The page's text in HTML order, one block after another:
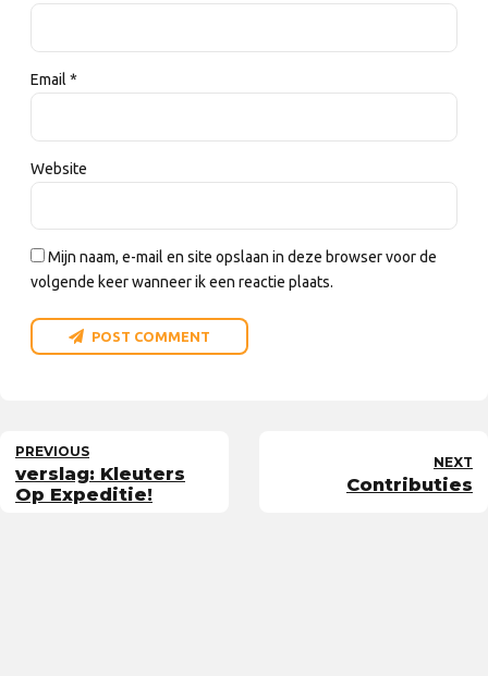
Email *
Website
Mijn naam, e-mail en site opslaan in deze browser voor de
volgende keer wanneer ik een reactie plaats.
POST COMMENT
PREVIOUS
verslag: Kleuters
Op Expeditie!
NEXT
Contributies